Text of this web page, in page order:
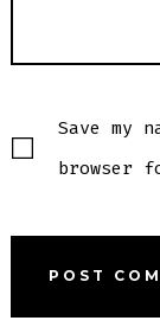
Save my
browser